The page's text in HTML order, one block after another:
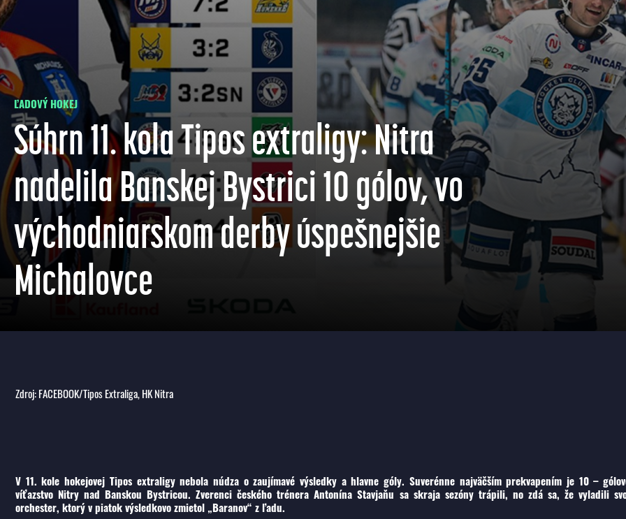
ĽADOVÝ HOKEJ
Súhrn 11. kola Tipos extraligy: Nitra
nadelila Banskej Bystrici 10 gólov, vo
východniarskom derby úspešnejšie
Michalovce
Zdroj: FACEBOOK/Tipos Extraliga, HK Nitra
V 11. kole hokejovej Tipos extraligy nebola núdza o zaujímavé výsledky a hlavne góly. Suverénne najväčším prekvapením je 10 –
víťazstvo Nitry nad Banskou Bystricou. Zverenci českého trénera Antonína Stavjaňu sa skraja sezóny trápili, no zdá sa, že vyladili
orchester, ktorý v piatok výsledkovo zmietol „Baranov“ z ľadu.